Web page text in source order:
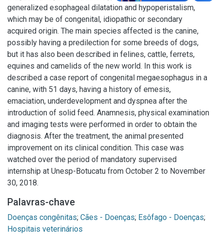
generalized esophageal dilatation and hypoperistalism,
which may be of congenital, idiopathic or secondary
acquired origin. The main species affected is the canine,
possibly having a predilection for some breeds of dogs,
but it has also been described in felines, cattle, ferrets,
equines and camelids of the new world. In this work is
described a case report of congenital megaesophagus in a
canine, with 51 days, having a history of emesis,
emaciation, underdevelopment and dyspnea after the
introduction of solid feed. Anamnesis, physical examination
and imaging tests were performed in order to obtain the
diagnosis. After the treatment, the animal presented
improvement on its clinical condition. This case was
watched over the period of mandatory supervised
internship at Unesp-Botucatu from October 2 to November
30, 2018.
Palavras-chave
Doenças congênitas; Cães - Doenças; Esôfago - Doenças;
Hospitais veterinários